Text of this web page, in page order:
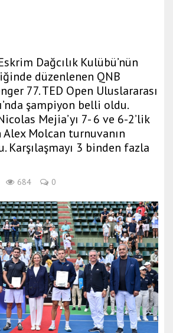
Dağcılık Kulübü’nün
düzenlenen QNB
77. TED Open Uluslararası
şampiyon belli oldu.
Mejia’yı 7- 6 ve 6-2’lik
Molcan turnuvanın
Karşılaşmayı 3 binden fazla
684 0